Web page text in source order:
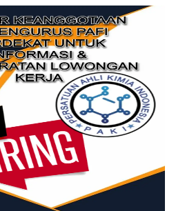
SEGERA ANALIS
MAKANAN
ACEH BESAR
DAN KETENTUAN LIHAT
BROSUR